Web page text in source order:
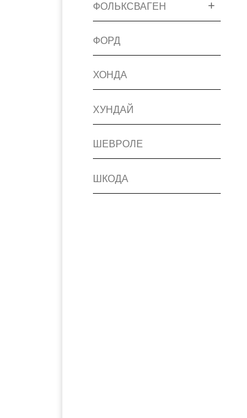
ФОЛЬКСВАГЕН
ФОРД
ХОНДА
ХУНДАЙ
ШЕВРОЛЕ
ШКОДА